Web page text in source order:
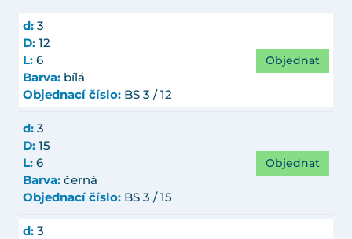
d: 3
D: 12
L: 6
Barva: bílá
Objednací číslo: BS 3 / 12
Objednat
d: 3
D: 15
L: 6
Barva: černá
Objednací číslo: BS 3 / 15
Objednat
d: 3